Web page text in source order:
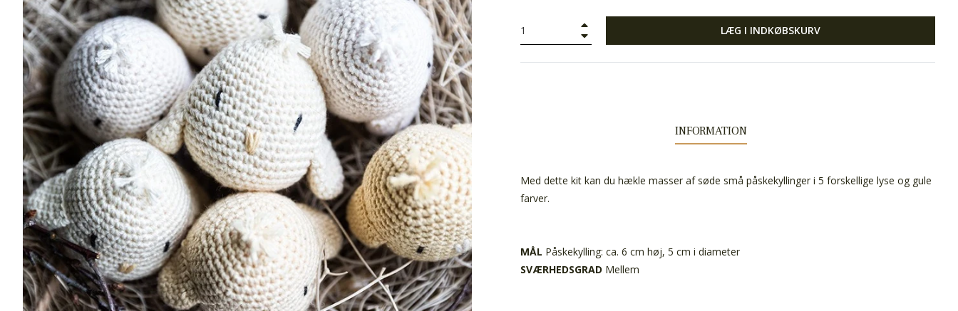
LÆG I INDKØBSKURV
INFORMATION
Med dette kit kan du hækle masser af søde små påskekyllinger i 5 forskellige lyse og gule
farver.
MÅL Påskekylling: ca. 6 cm høj, 5 cm i diameter
SVÆRHEDSGRAD Mellem